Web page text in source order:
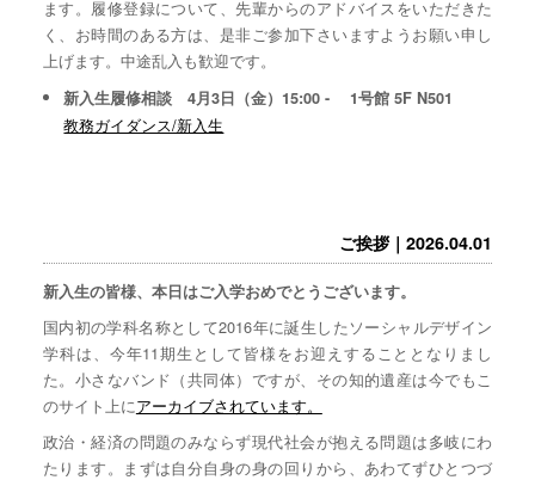
ます。履修登録について、先輩からのアドバイスをいただきた
く、お時間のある方は、是非ご参加下さいますようお願い申し
上げます。中途乱入も歓迎です。
新入生履修相談 4月3日（金）15:00 - 1号館 5F N501
教務ガイダンス/新入生
ご挨拶｜2026.04.01
新入生の皆様、本日はご入学おめでとうございます。
国内初の学科名称として2016年に誕生したソーシャルデザイン
学科は、今年11期生として皆様をお迎えすることとなりまし
た。小さなバンド（共同体）ですが、その知的遺産は今でもこ
のサイト上にアーカイブされています。
政治・経済の問題のみならず現代社会が抱える問題は多岐にわ
たります。まずは自分自身の身の回りから、あわてずひとつづ